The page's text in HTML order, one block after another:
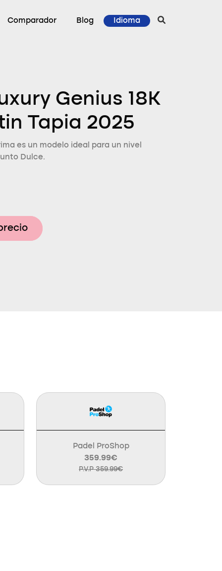
Comparador Blog Idioma
Genius 18K
Tapia 2025
es un modelo ideal para un nivel
Dulce.
Padel ProShop
359.99€
P.V.P 359.99€